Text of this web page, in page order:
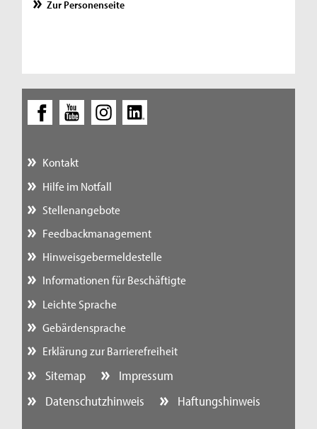
Zur Personenseite
Kontakt
Hilfe im Notfall
Stellenangebote
Feedbackmanagement
Hinweisgebermeldestelle
Informationen für Beschäftigte
Leichte Sprache
Gebärdensprache
Erklärung zur Barrierefreiheit
Sitemap
Impressum
Datenschutzhinweis
Haftungshinweis